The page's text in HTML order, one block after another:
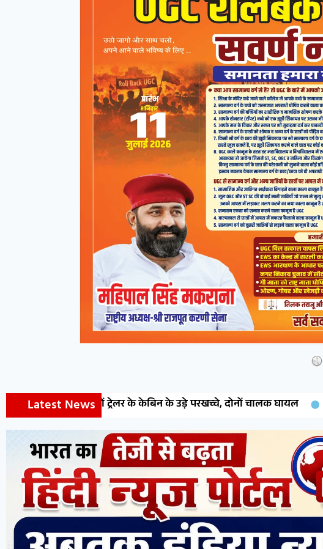
Latest News
के केबिन के उड़े परखच्चे, दोनों चालक घायल देवेन्द्र वेस्ट जोन प्रेसीडेंट